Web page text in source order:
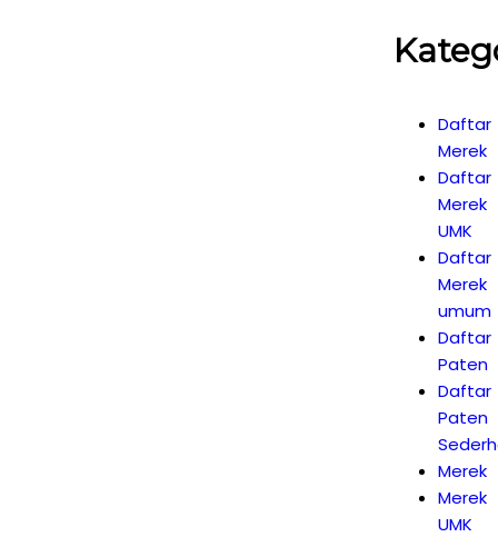
Daftar
Merek
Daftar
Merek
UMK
Daftar
Merek
umum
Daftar
Paten
Daftar
Paten
Merek
Merek
UMK